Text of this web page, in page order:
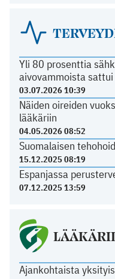
Yli 80 prosenttia
aivovammoista
03.07.2026 10:39
Näiden oireiden
lääkäriin
04.05.2026 08:52
Suomalaisen
15.12.2025 08:19
Espanjassa
07.12.2025 13:59
Ajankohtaista